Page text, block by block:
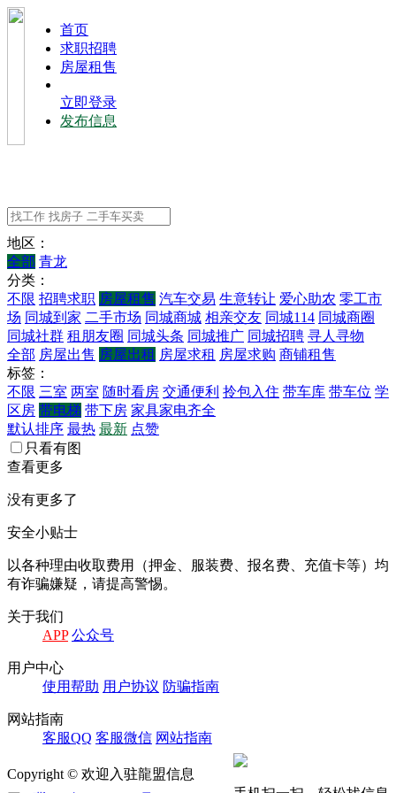
⾸⻚
求职招聘
房屋租售
立即登录
发布信息
地区：
全部 青龙
分类：
不限 招聘求职 房屋租售 汽车交易 生意转让 爱心助农 零工市
场 同城到家 二手市场 同城商城 相亲交友 同城114 同城商圈
同城社群 租朋友圈 同城头条 同城推广 同城招聘 寻人寻物
全部 房屋出售 房屋出租 房屋求租 房屋求购 商铺租售
标签：
不限 三室 两室 随时看房 交通便利 拎包入住 带车库 带车位 学
区房 带电梯 带下房 家具家电齐全
默认排序 最热 最新 点赞
只看有图
查看更多
没有更多了
安全小贴士
以各种理由收取费⽤（押⾦、服装费、报名费、充值卡等）均
有诈骗嫌疑，请提⾼警惕。
关于我们
APP 公众号
⽤户中⼼
使⽤帮助 ⽤户协议 防骗指南
⽹站指南
客服QQ 客服微信 ⽹站指南
Copyright © 欢迎入驻龍盟信息